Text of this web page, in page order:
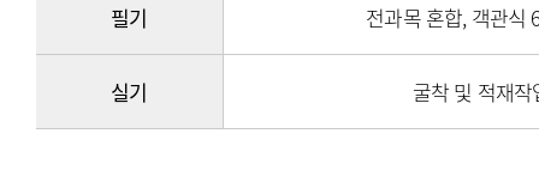
필기 전과목 혼합, 객관식
실기 굴착 및 적재작